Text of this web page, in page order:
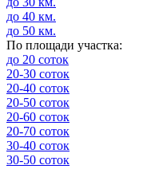
до 40 км.
до 50 км.
По площади участка:
до 20 соток
20-30 соток
20-40 соток
20-50 соток
20-60 соток
20-70 соток
30-40 соток
30-50 соток